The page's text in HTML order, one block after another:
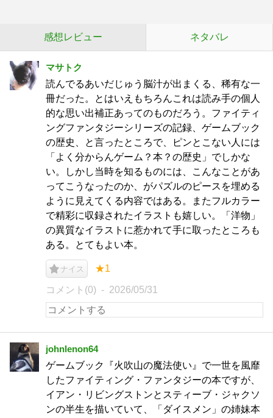
感想レビュー ネタバレ
マサトク
読んでるあいだじゅう脳汁が出まくる、稀有な一
冊だった。とはいえもちろんこれは読み手の個人
的な思い出補正あってのものだろう。ファイティ
ングファンタジーシリーズの記録、ゲームブック
の歴史、と言ったところで、ピンとこない人には
「よく分からんゲーム？本？の歴史」でしかな
い。しかし当時を知るものには、こんなことがあ
ってこうなったのか、がパズルのピースを埋める
ように見えてくる内容ではある。またフルカラー
で精彩に収録されたイラストも嬉しい。「洋物」
の異質なイラストに惹かれて手に取ったところも
ある。とてもよい本。
ナイス ★1
コメント(0) 2026/05/31
johnlenon64
ゲームブック『火吹山の魔法使い』で一世を風靡
したファイティング・ファンタジーの本ですが、
イアン・リビングストンとスティーブ・ジャクソ
ンの半生を描いていて、「ダイスメン」の姉妹本